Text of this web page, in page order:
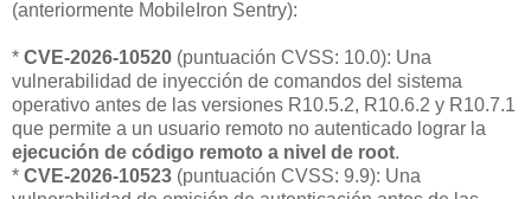
(anteriormente MobileIron Sentry):
* CVE-2026-10520 (puntuación CVSS: 10.0): Una
vulnerabilidad de inyección de comandos del sistema
operativo antes de las versiones R10.5.2, R10.6.2 y R10.7.1
que permite a un usuario remoto no autenticado lograr la
ejecución de código remoto a nivel de root.
* CVE-2026-10523 (puntuación CVSS: 9.9): Una